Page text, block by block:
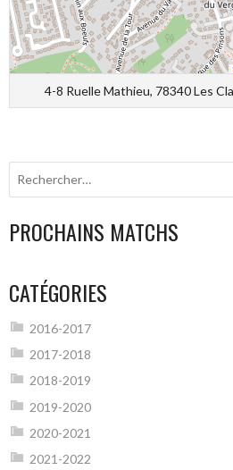
4-8 Ruelle Mathieu, 78340 Les
PROCHAINS MATCHS
CATÉGORIES
2016-2017
2017-2018
2018-2019
2019-2020
2020-2021
2021-2022